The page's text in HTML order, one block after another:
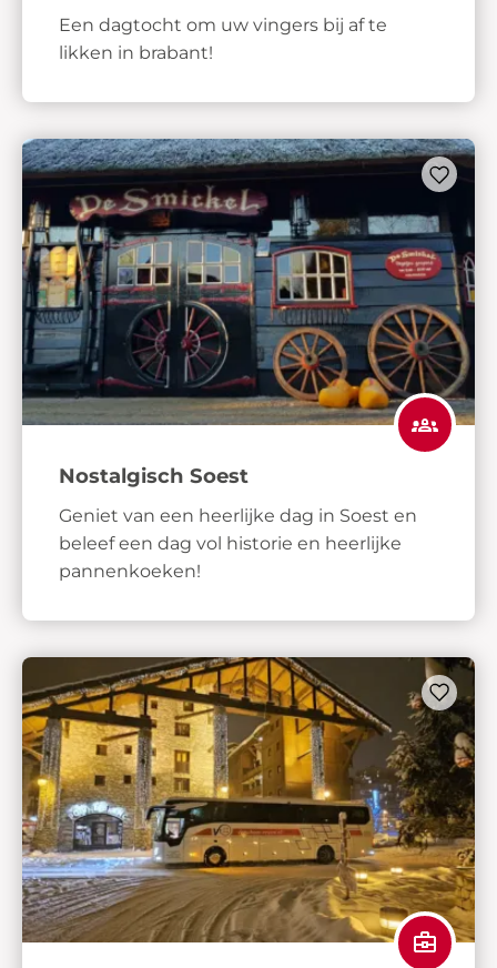
Een dagtocht om uw vingers bij af te
likken in brabant!
Nostalgisch Soest
Geniet van een heerlijke dag in Soest en
beleef een dag vol historie en heerlijke
pannenkoeken!